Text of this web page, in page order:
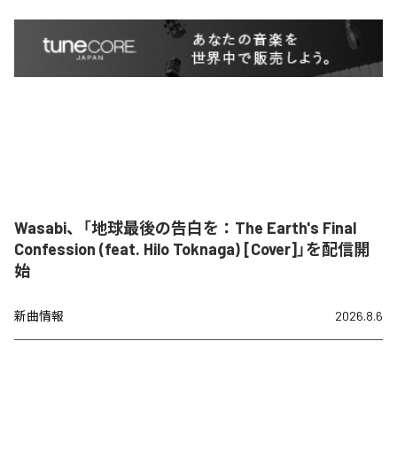
Wasabi、「地球最後の告白を：The Earth's Final
Confession (feat. Hilo Toknaga) [Cover]」を配信開
始
新曲情報 2026.8.6